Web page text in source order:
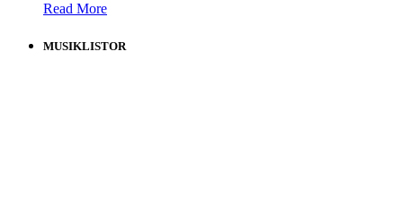
Read More
MUSIKLISTOR